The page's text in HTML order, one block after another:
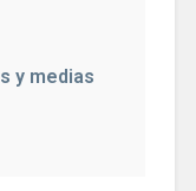
y medias